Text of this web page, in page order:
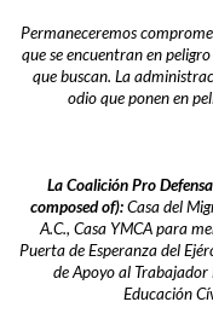
Permaneceremos
que se encuentran en
que buscan. La
odio que ponen en
La Coalición Pro
composed of): Casa del
A.C., Casa YMCA para
Puerta de Esperanza del
de Apoyo al
Educación